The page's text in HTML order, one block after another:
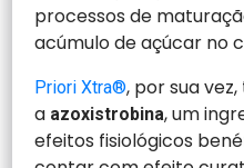
processos de
acúmulo de açúcar no
Priori Xtra®, por sua
a azoxistrobina, um
efeitos fisiológicos